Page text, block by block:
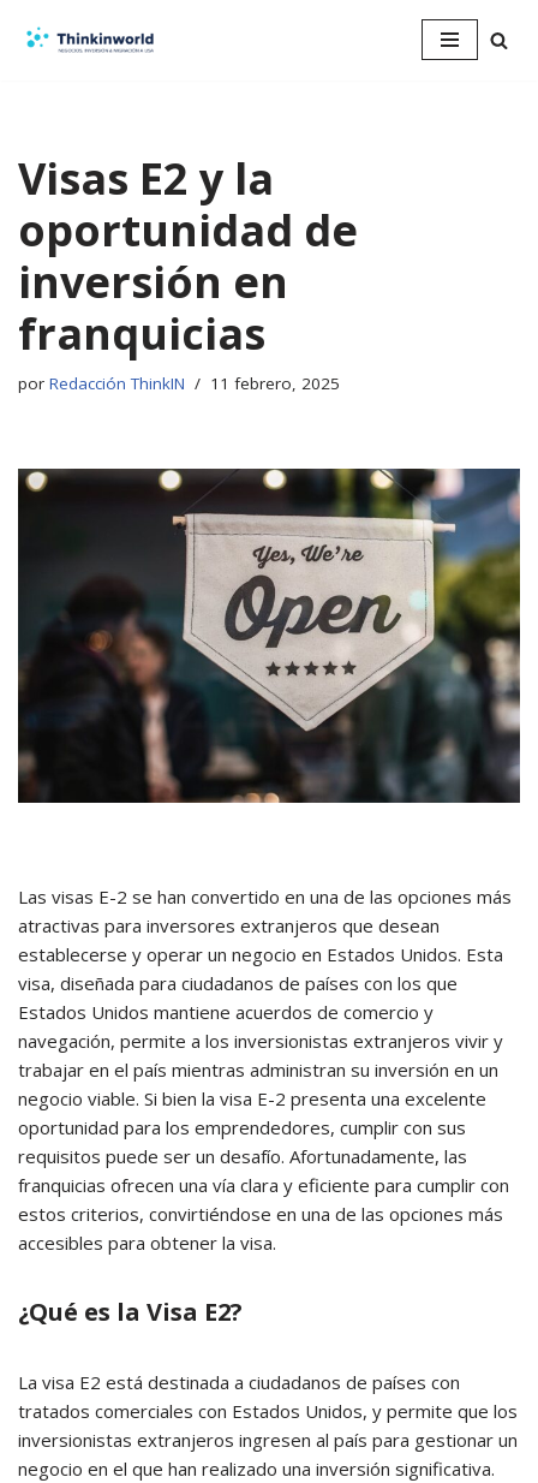
Visas E2 y la
oportunidad de
inversión en
franquicias
por Redacción ThinkIN 11 febrero, 2025
Las visas E-2 se han convertido en una de las opciones más
atractivas para inversores extranjeros que desean
establecerse y operar un negocio en Estados Unidos. Esta
visa, diseñada para ciudadanos de países con los que
Estados Unidos mantiene acuerdos de comercio y
navegación, permite a los inversionistas extranjeros vivir y
trabajar en el país mientras administran su inversión en un
negocio viable. Si bien la visa E-2 presenta una excelente
oportunidad para los emprendedores, cumplir con sus
requisitos puede ser un desafío. Afortunadamente, las
franquicias ofrecen una vía clara y eficiente para cumplir con
estos criterios, convirtiéndose en una de las opciones más
accesibles para obtener la visa.
¿Qué es la Visa E2?
La visa E2 está destinada a ciudadanos de países con
tratados comerciales con Estados Unidos, y permite que los
inversionistas extranjeros ingresen al país para gestionar un
negocio en el que han realizado una inversión significativa.